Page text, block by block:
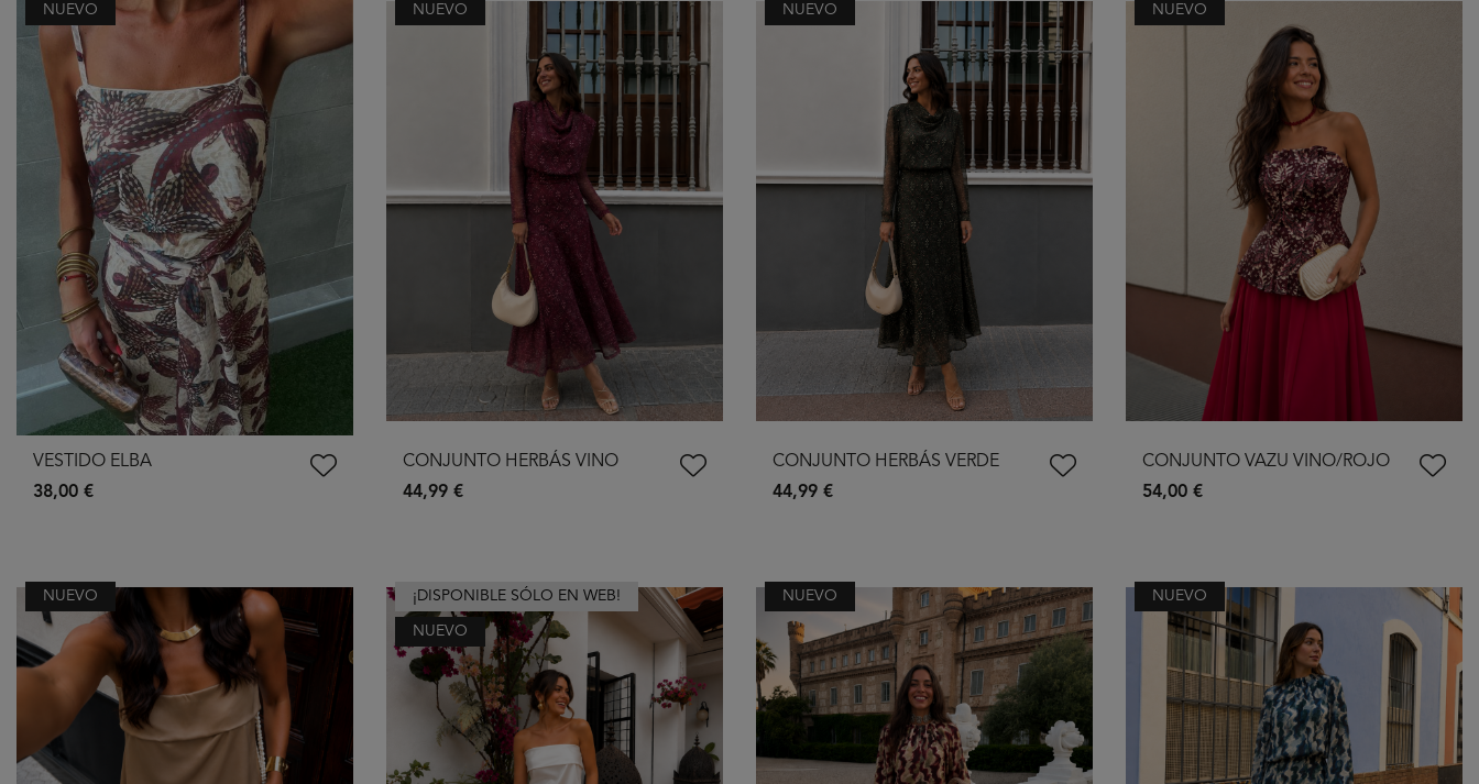
NUEVO
VESTIDO ELBA
38,00 €
NUEVO
CONJUNTO HERBÁS VINO
44,99 €
NUEVO
CONJUNTO HERBÁS VERDE
44,99 €
NUEVO
CONJUNTO VAZU VINO/ROJO
54,00 €
NUEVO ¡DISPONIBLE SÓLO EN WEB!
NUEVO
NUEVO NUEVO